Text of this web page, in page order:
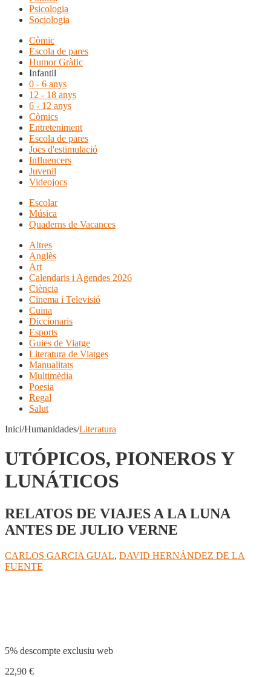
Psicologia
Sociologia
Còmic
Escola de pares
Humor Gràfic
Infantil
0 - 6 anys
12 - 18 anys
6 - 12 anys
Còmics
Entreteniment
Escola de pares
Jocs d'estimulació
Influencers
Juvenil
Videojocs
Escolar
Música
Quaderns de Vacances
Altres
Anglès
Art
Calendaris i Agendes 2026
Ciència
Cinema i Televisió
Cuina
Diccionaris
Esports
Guies de Viatge
Literatura de Viatges
Manualitats
Multimèdia
Poesia
Regal
Salut
Inici/Humanidades/Literatura
UTÓPICOS, PIONEROS Y
LUNÁTICOS
RELATOS DE VIAJES A LA LUNA
ANTES DE JULIO VERNE
CARLOS GARCIA GUAL, DAVID HERNÁNDEZ DE LA
FUENTE
5% descompte exclusiu web
22,90 €